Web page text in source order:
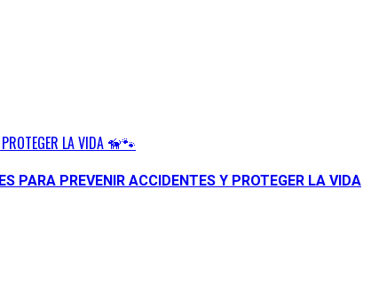
PROTEGER LA VIDA 🦮🐾
PARA PREVENIR ACCIDENTES Y PROTEGER LA VIDA